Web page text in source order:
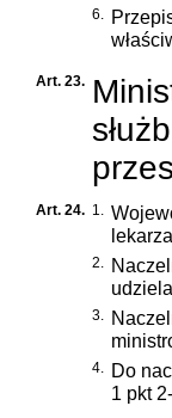
6.
Art. 23.
Art. 24. 1.
2.
3.
4. Do
1 pkt